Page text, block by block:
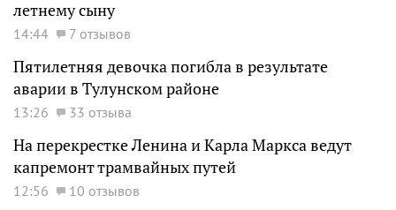
летнему сыну
14:44 7 отзывов
Пятилетняя девочка погибла в результате
аварии в Тулунском районе
13:26 33 отзыва
На перекрестке Ленина и Карла Маркса ведут
капремонт трамвайных путей
12:56
10 отзывов